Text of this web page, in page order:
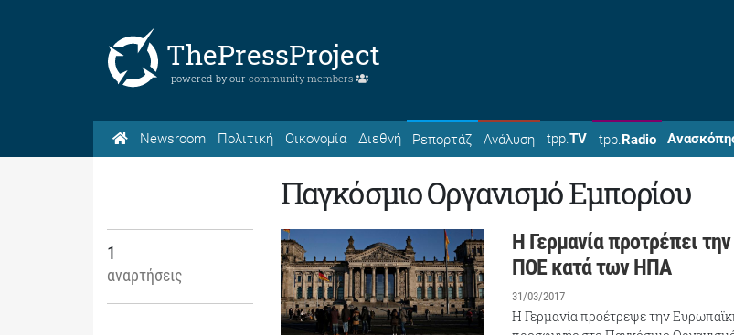
ThePressProject
powered by our community members
Newsroom Πολιτική Οικονομία Διεθνή Ρεπορτάζ Ανάλυση tpp.TV tpp.Radio
Παγκόσμιο Οργανισμό Εμπορίου
1
αναρτήσεις
Η Γερμανία προτρέπει
ΠΟΕ κατά των ΗΠΑ
31/03/2017
Η Γερμανία προέτρεψε την